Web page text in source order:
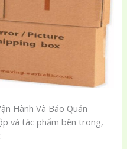
Hành Và Bảo Quản
và tác phẩm bên trong,